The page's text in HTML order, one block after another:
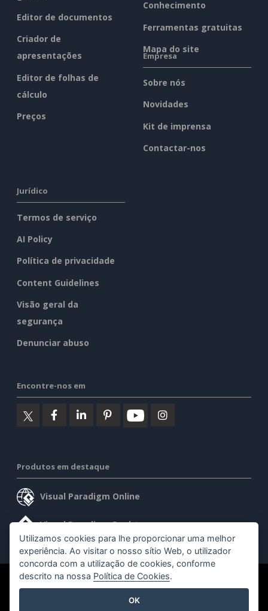
Editor de documentos
Criador de
apresentações
Editor de folhas de
cálculo
Preços
Conhecimento
Ferramentas gratuitas
Mapa do site
Empresa
Sobre nós
Novidades
Kit de imprensa
Contactar-nos
Jurídico
Termos de serviço
AI Policy
Política de privacidade
Content Guidelines
Visão geral da
segurança
Denunciar abuso
Encontre-nos em
Produtos em destaque
Visual Paradigm Online
Visual Paradigm Desktop
©2026 by Visual Paradigm. Todos os direitos reservados.
Utilizamos cookies para lhe proporcionar uma melhor
experiência. Ao visitar o nosso sítio Web, o utilizador
concorda com a utilização de cookies, conforme
descrito na nossa Política de Cookies.
OK